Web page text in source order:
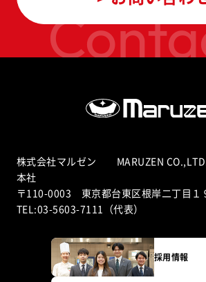
株式会社マルゼン MARUZEN CO.,LTD.
本社
〒110-0003 東京都台東区根岸二丁目１
TEL:03-5603-7111（代表）
採用情報